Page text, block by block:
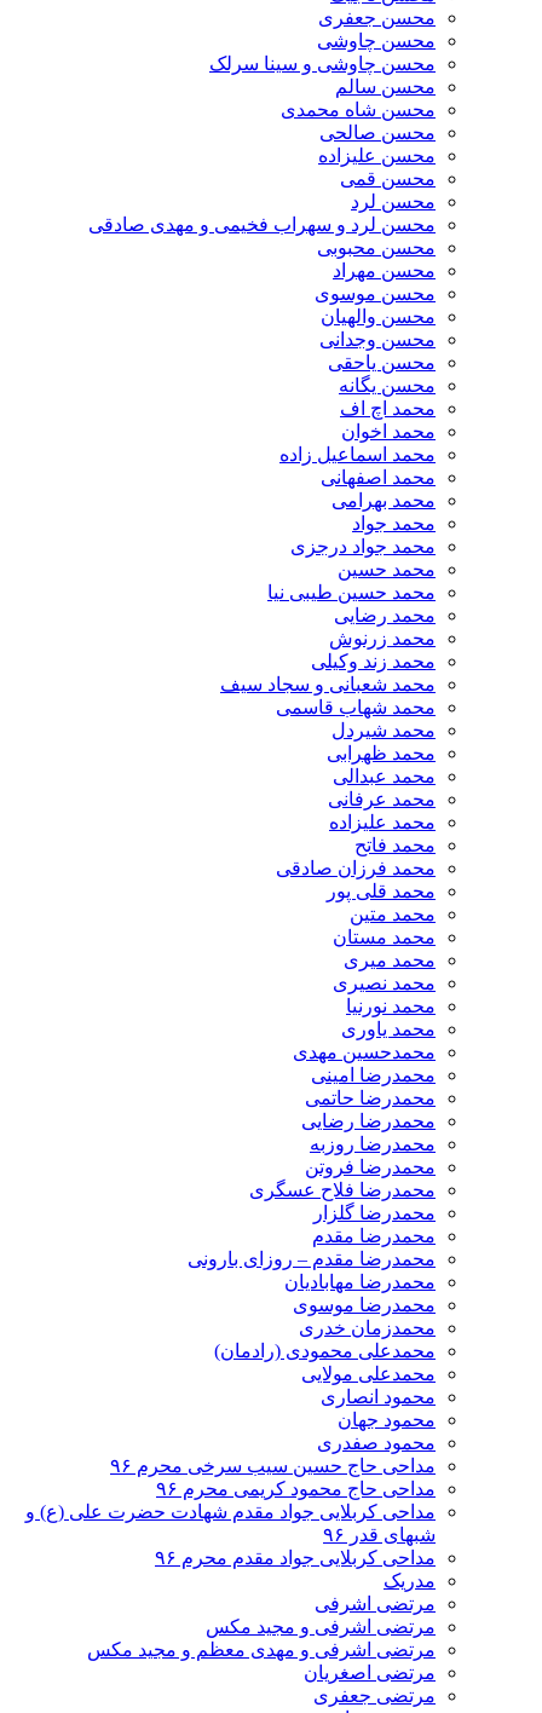
محسن جعفری
محسن چاوشی
محسن چاوشی و سینا سرلک
محسن سالم
محسن شاه محمدی
محسن صالحی
محسن علیزاده
محسن قمی
محسن لرد
محسن لرد و سهراب فخیمی و مهدی صادقی
محسن محبوبی
محسن مهراد
محسن موسوی
محسن والهیان
محسن وجدانی
محسن یاحقی
محسن یگانه
محمد اچ اف
محمد اخوان
محمد اسماعیل زاده
محمد اصفهانی
محمد بهرامی
محمد جواد
محمد جواد درجزی
محمد حسین
محمد حسین طیبی نیا
محمد رضایی
محمد زرنوش
محمد زند وکیلی
محمد شعبانی و سجاد سیف
محمد شهاب قاسمی
​محمد شیردل
محمد ظهرابی
محمد عبدالی
محمد عرفانی
محمد علیزاده
محمد فاتح
محمد فرزان صادقی
محمد قلی پور
محمد متین
محمد مستان
محمد میری
محمد نصیری
محمد نورنیا
محمد یاوری
محمدحسین مهدی
محمدرضا امینی
محمدرضا حاتمی
محمدرضا رضایی
محمدرضا روزبه
محمدرضا فروتن
محمدرضا فلاح عسگری
محمدرضا گلزار
محمدرضا مقدم
محمدرضا مقدم – روزای بارونی
محمدرضا مهابادیان
محمدرضا موسوی
محمدزمان خدری
محمدعلی محمودی (رادمان)
محمدعلی مولایی
محمود انصاری
محمود جهان
محمود صفدری
مداحی حاج حسین سیب سرخی محرم ۹۶
مداحی حاج محمود کریمی محرم ۹۶
مداحی کربلایی جواد مقدم شهادت حضرت علی (ع) و
شبهای قدر ۹۶
مداحی کربلایی جواد مقدم محرم ۹۶
مدریک
مرتضی اشرفی
مرتضی اشرفی و مجید مکس
مرتضی اشرفی و مهدی معظم و مجید مکس
مرتضی اصغریان
مرتضی جعفری